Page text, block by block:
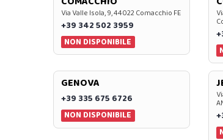
Via Valle Isola, 9, 44022 Comacchio FE
+39 342 502 3959
NON DISPONIBILE
GENOVA
+39 335 675 6726
NON DISPONIBILE